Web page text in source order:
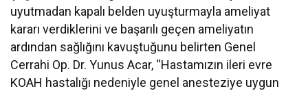
uyutmadan kapalı belden uyuşturmayla ameliyat
kararı verdiklerini ve başarılı geçen ameliyatın
ardından sağlığını kavuştuğunu belirten Genel
Cerrahi Op. Dr. Yunus Acar, “Hastamızın ileri evre
KOAH hastalığı nedeniyle genel anesteziye uygun